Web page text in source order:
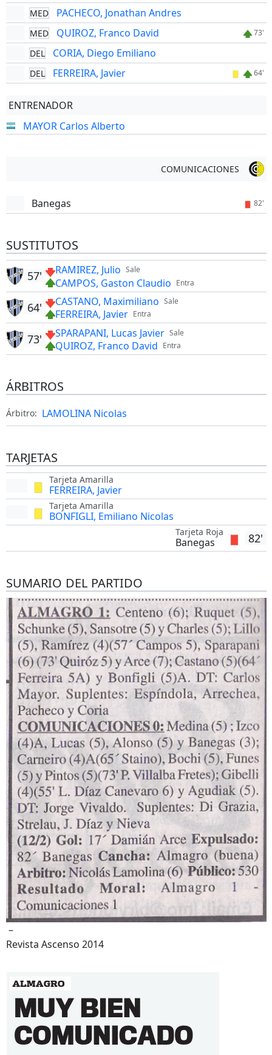
MED PACHECO, Jonathan Andres
MED QUIROZ, Franco David 73'
DEL CORIA, Diego Emiliano
DEL FERREIRA, Javier 64'
ENTRENADOR
MAYOR Carlos Alberto
COMUNICACIONES
Banegas 82'
SUSTITUTOS
Sale
RAMIREZ, Julio
Entra
CAMPOS, Gaston Claudio
57'
Sale
CASTANO, Maximiliano
Entra
FERREIRA, Javier
64'
Sale
SPARAPANI, Lucas Javier
Entra
QUIROZ, Franco David
73'
ÁRBITROS
Árbitro: LAMOLINA Nicolas
TARJETAS
Tarjeta Amarilla
FERREIRA, Javier
Tarjeta Amarilla
BONFIGLI, Emiliano Nicolas
82'
Tarjeta Roja
Banegas
SUMARIO DEL PARTIDO
–
Revista Ascenso 2014